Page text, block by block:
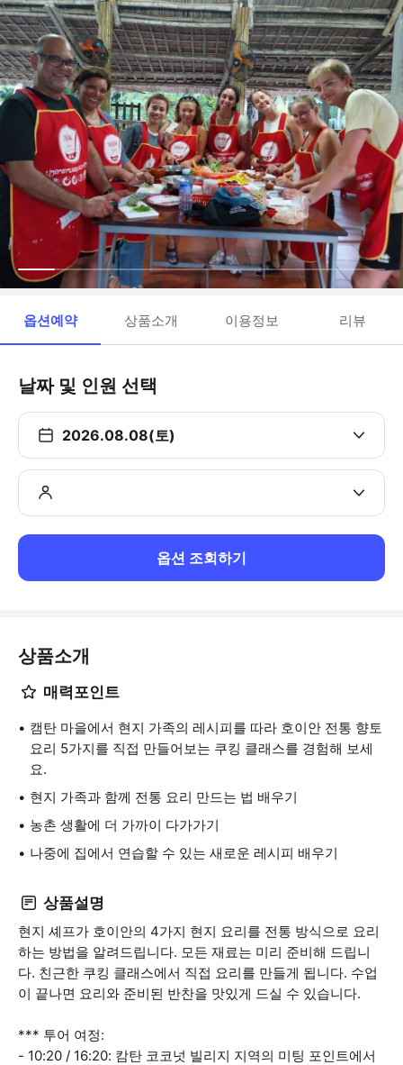
옵션예약 상품소개 이용정보 리뷰
날짜 및 인원 선택
2026.08.08(토)
옵션 조회하기
상품소개
매력포인트
캠탄 마을에서 현지 가족의 레시피를 따라 호이안 전통 향토
요리 5가지를 직접 만들어보는 쿠킹 클래스를 경험해 보세
요.
현지 가족과 함께 전통 요리 만드는 법 배우기
농촌 생활에 더 가까이 다가가기
나중에 집에서 연습할 수 있는 새로운 레시피 배우기
상품설명
현지 셰프가 호이안의 4가지 현지 요리를 전통 방식으로 요리
하는 방법을 알려드립니다. 모든 재료는 미리 준비해 드립니
다. 친근한 쿠킹 클래스에서 직접 요리를 만들게 됩니다. 수업
이 끝나면 요리와 준비된 반찬을 맛있게 드실 수 있습니다.
*** 투어 여정:
- 10:20 / 16:20: 캄탄 코코넛 빌리지 지역의 미팅 포인트에서